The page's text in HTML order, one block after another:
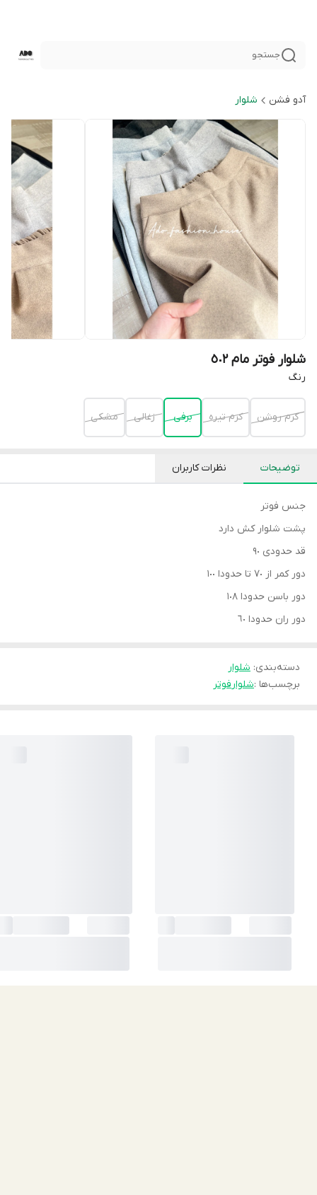
جستجو
آدو فشن شلوار
شلوار فوتر مام ٥٠٢
رنگ
كرم روشن كرم تيره برفى زغالى مشكى
توضیحات نظرات کاربران
جنس فوتر
پشت شلوار كش دارد
قد حدودى ٩٠
دور كمر از ٧٠ تا حدودا ١٠٠
دور باسن حدودا ١٠٨
دور ران حدودا ٦٠
دسته‌بندی: شلوار
برچسب‌ها :شلوارفوتر